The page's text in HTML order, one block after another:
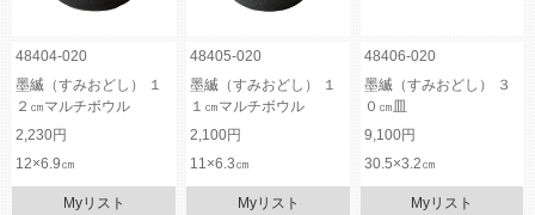
48404-020 48405-020
48406-020
墨縅（すみおどし） １
２㎝マルチボウル
墨縅（すみおどし） １
１㎝マルチボウル
墨縅（すみおどし） ３
０㎝皿
2,230円
2,100円
9,100円
12×6.9㎝
11×6.3㎝ 30.5×3.2㎝
Myリスト
Myリスト
Myリスト